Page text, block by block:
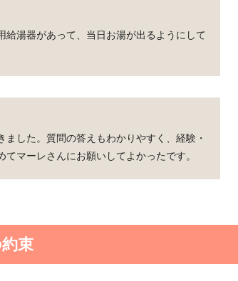
湯器があって、当日お湯が出るようにして
した。質問の答えもわかりやすく、経験・
マーレさんにお願いしてよかったです。
束